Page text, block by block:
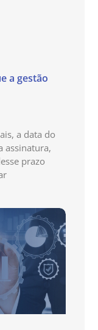
a gestão
a data do
assinatura,
prazo